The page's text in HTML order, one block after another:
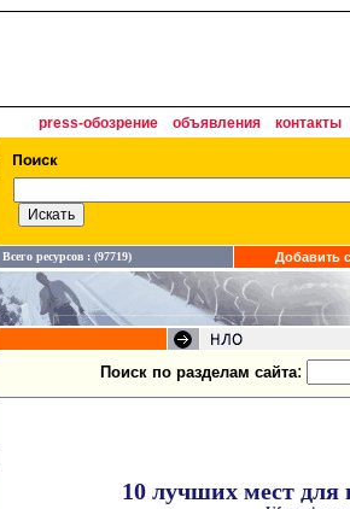
press-обозрение объявления контакты
Всего ресурсов : (97719) Добавить
Поиск по разделам сайта:
10 лучших мест